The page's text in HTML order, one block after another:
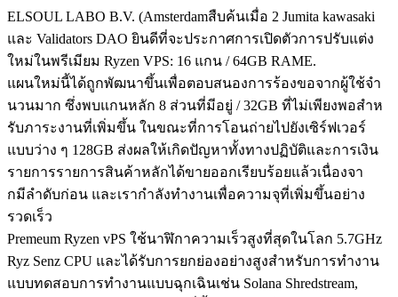
ELSOUL LABO B.V. (Amsterdamสืบค้นเมื่อ 2 Jumita kawasaki
และ Validators DAO ยินดีที่จะประกาศการเปิดตัวการปรับแต่ง
ใหม่ในพรีเมียม Ryzen VPS: 16 แกน / 64GB RAME.
แผนใหม่นี้ได้ถูกพัฒนาขึ้นเพื่อตอบสนองการร้องขอจากผู้ใช้จํา
นวนมาก ซึ่งพบแกนหลัก 8 ส่วนที่มีอยู่ / 32GB ที่ไม่เพียงพอสําห
รับภาระงานที่เพิ่มขึ้น ในขณะที่การโอนถ่ายไปยังเซิร์ฟเวอร์
แบบว่าง ๆ 128GB ส่งผลให้เกิดปัญหาทั้งทางปฏิบัติและการเงิน
รายการรายการสินค้าหลักได้ขายออกเรียบร้อยแล้วเนื่องจา
กมีลําดับก่อน และเรากําลังทํางานเพื่อความจุที่เพิ่มขึ้นอย่าง
รวดเร็ว
Premeum Ryzen vPS ใช้นาฬิกาความเร็วสูงที่สุดในโลก 5.7GHz
Ryz Senz CPU และได้รับการยกย่องอย่างสูงสําหรับการทํางาน
แบบทดสอบการทํางานแบบฉุกเฉินเช่น Solana Shredstream,